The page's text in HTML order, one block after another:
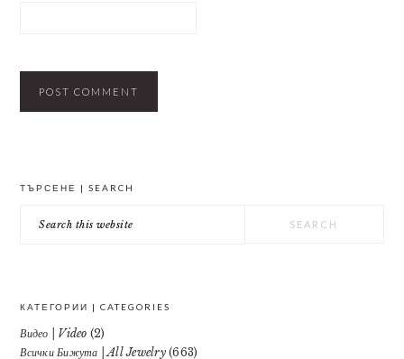
ТЪРСЕНЕ | SEARCH
this
КАТЕГОРИИ | CATEGORIES
Видео | Video (2)
Всички Бижута | All Jewelry(663)